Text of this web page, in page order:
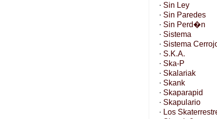
· Sin Ley
· Sin Paredes
· Sin Perd�n
· Sistema
· Sistema
· S.K.A.
· Ska-P
· Skalariak
· Skank
· Skaparapid
· Skapulario
· Los